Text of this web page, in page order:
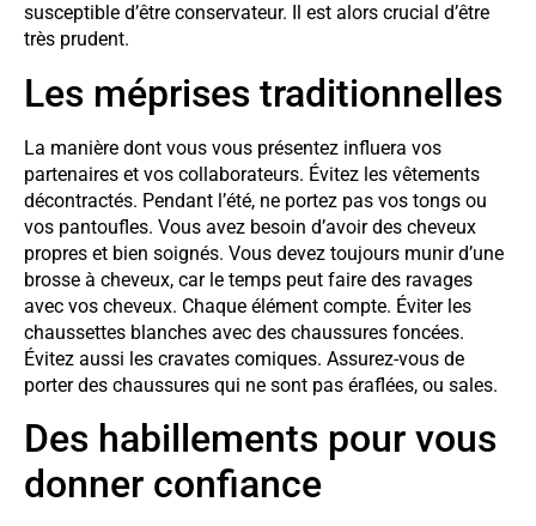
susceptible d’être conservateur. Il est alors crucial d’être
très prudent.
Les méprises traditionnelles
La manière dont vous vous présentez influera vos
partenaires et vos collaborateurs. Évitez les vêtements
décontractés. Pendant l’été, ne portez pas vos tongs ou
vos pantoufles. Vous avez besoin d’avoir des cheveux
propres et bien soignés. Vous devez toujours munir d’une
brosse à cheveux, car le temps peut faire des ravages
avec vos cheveux. Chaque élément compte. Éviter les
chaussettes blanches avec des chaussures foncées.
Évitez aussi les cravates comiques. Assurez-vous de
porter des chaussures qui ne sont pas éraflées, ou sales.
Des habillements pour vous
donner confiance